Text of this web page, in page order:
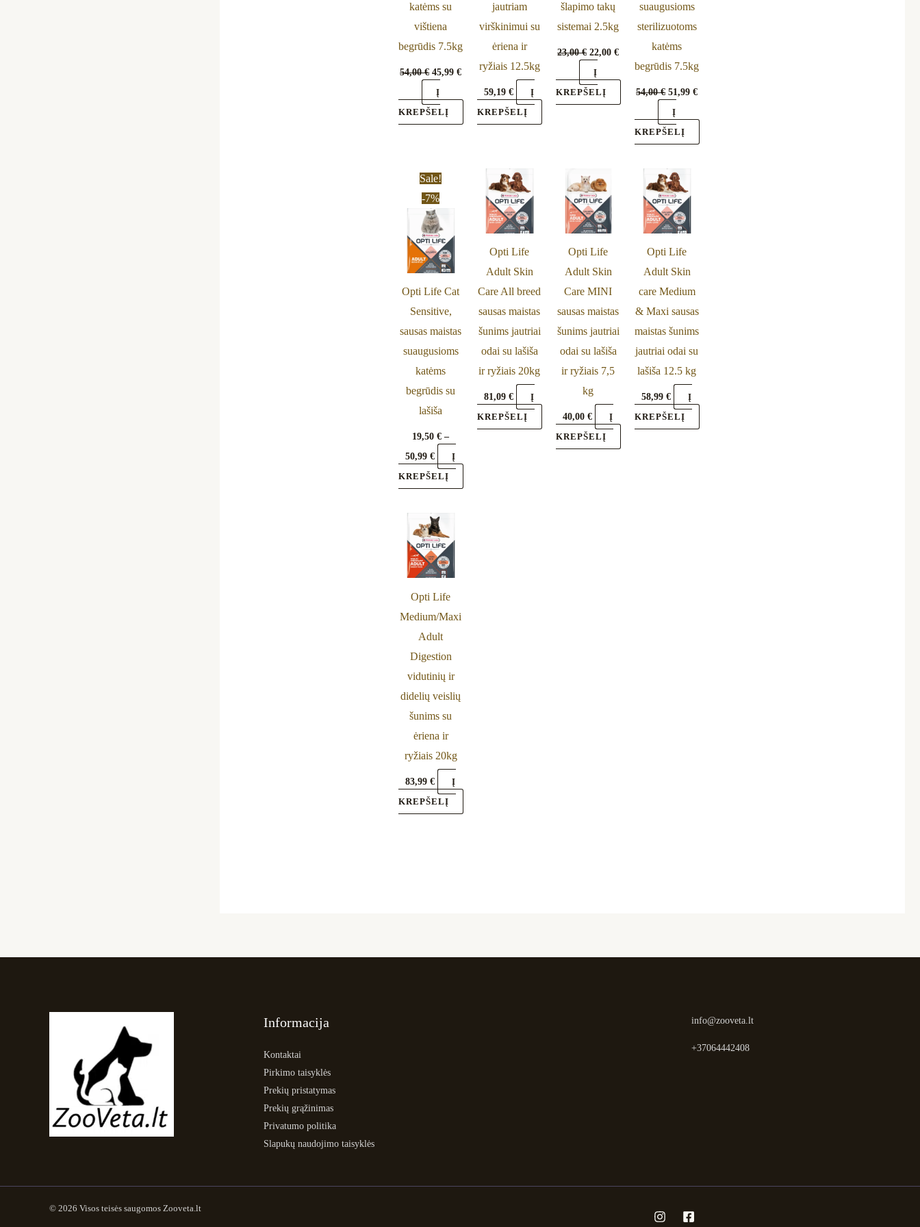
katėms su
vištiena
begrūdis 7.5kg
54,00€ 45,99€
Į
KREPŠELĮ
jautriam
virškinimui su
ėriena ir
ryžiais 12.5kg
59,19€
Į
KREPŠELĮ
šlapimo takų
sistemai 2.5kg
23,00€ 22,00€
Į
KREPŠELĮ
suaugusioms
sterilizuotoms
katėms
begrūdis 7.5kg
54,00€ 51,99€
Į
KREPŠELĮ
Sale!
-7%
Opti Life Cat
Sensitive,
sausas maistas
suaugusioms
katėms
begrūdis su
lašiša
19,50€ –
50,99€
Price
range:
19,50 €
through
50,99 €
Į
KREPŠELĮ
product
multiple
variants.
options
may
chosen
product
Opti Life
Adult Skin
Care All breed
sausas maistas
šunims jautriai
odai su lašiša
ir ryžiais 20kg
81,09€
Į
KREPŠELĮ
Opti Life
Adult Skin
Care MINI
sausas maistas
šunims jautriai
odai su lašiša
ir ryžiais 7,5
kg
40,00€
Į
KREPŠELĮ
Opti Life
Adult Skin
care Medium
& Maxi sausas
maistas šunims
jautriai odai su
lašiša 12.5 kg
58,99€
Į
KREPŠELĮ
Opti Life
Medium/Maxi
Adult
Digestion
vidutinių ir
didelių veislių
šunims su
ėriena ir
ryžiais 20kg
83,99€
Į
KREPŠELĮ
Informacija
Kontaktai
Pirkimo taisyklės
Prekių pristatymas
Prekių grąžinimas
Privatumo politika
Slapukų naudojimo taisyklės
info@zooveta.lt
+37064442408
© 2026 Visos teisės saugomos Zooveta.lt